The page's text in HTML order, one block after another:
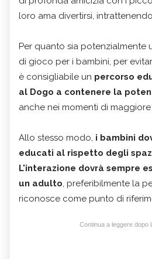
loro ama divertirsi,
Per quanto sia potenzialmente
di gioco per i bambini, per
è consigliabile un percorso
al Dogo a contenere la
anche nei momenti di maggiore
Allo stesso modo, i bambini
educati al rispetto degli
L'interazione dovrà sempre
un adulto , preferibilmente la
riconosce come punto di
Continua a leggere dopo